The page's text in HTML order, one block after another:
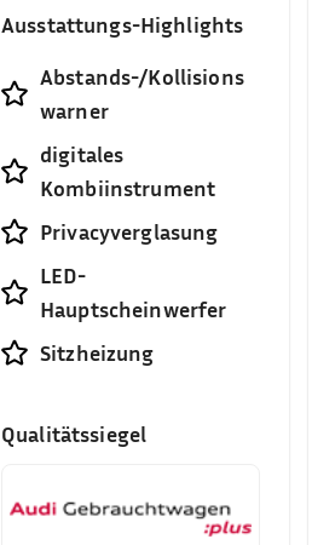
Ausstattungs-Highlights
Abstands-/Kollisions
warner
digitales
Kombiinstrument
Privacyverglasung
LED-
Hauptscheinwerfer
Sitzheizung
Qualitätssiegel